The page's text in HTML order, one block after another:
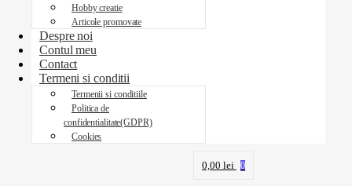
Hobby creatie
Articole promovate
Despre noi
Contul meu
Contact
Termeni si conditii
Termenii si conditiile
Politica de
confidentialitate(GDPR)
Cookies
0,00 lei 0